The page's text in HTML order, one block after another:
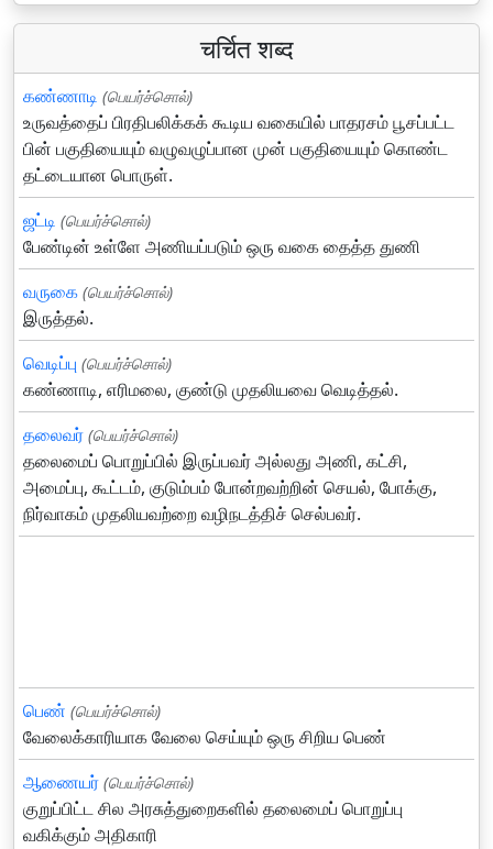
चर्चित शब्द
கண்ணாடி (பெயர்ச்சொல்)
உருவத்தைப் பிரதிபலிக்கக் கூடிய வகையில் பாதரசம் பூசப்பட்ட
பின் பகுதியையும் வழுவழுப்பான முன் பகுதியையும் கொண்ட
தட்டையான பொருள்.
ஜட்டி (பெயர்ச்சொல்)
பேண்டின் உள்ளே அணியப்படும் ஒரு வகை தைத்த துணி
வருகை (பெயர்ச்சொல்)
இருத்தல்.
வெடிப்பு (பெயர்ச்சொல்)
கண்ணாடி, எரிமலை, குண்டு முதலியவை வெடித்தல்.
தலைவர் (பெயர்ச்சொல்)
தலைமைப் பொறுப்பில் இருப்பவர் அல்லது அணி, கட்சி,
அமைப்பு, கூட்டம், குடும்பம் போன்றவற்றின் செயல், போக்கு,
நிர்வாகம் முதலியவற்றை வழிநடத்திச் செல்பவர்.
பெண் (பெயர்ச்சொல்)
வேலைக்காரியாக வேலை செய்யும் ஒரு சிறிய பெண்
ஆணையர் (பெயர்ச்சொல்)
குறுப்பிட்ட சில அரசுத்துறைகளில் தலைமைப் பொறுப்பு
வகிக்கும் அதிகாரி